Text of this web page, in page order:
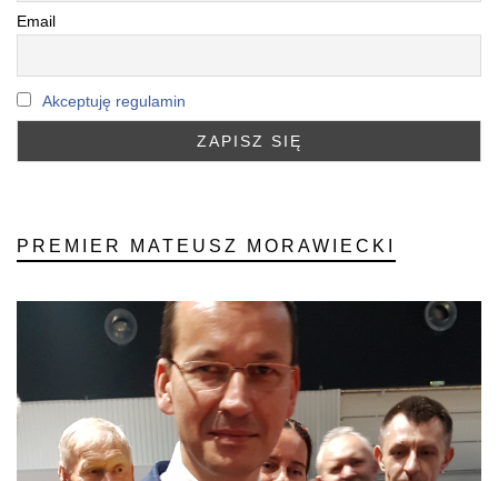
Email
Akceptuję regulamin
PREMIER MATEUSZ MORAWIECKI